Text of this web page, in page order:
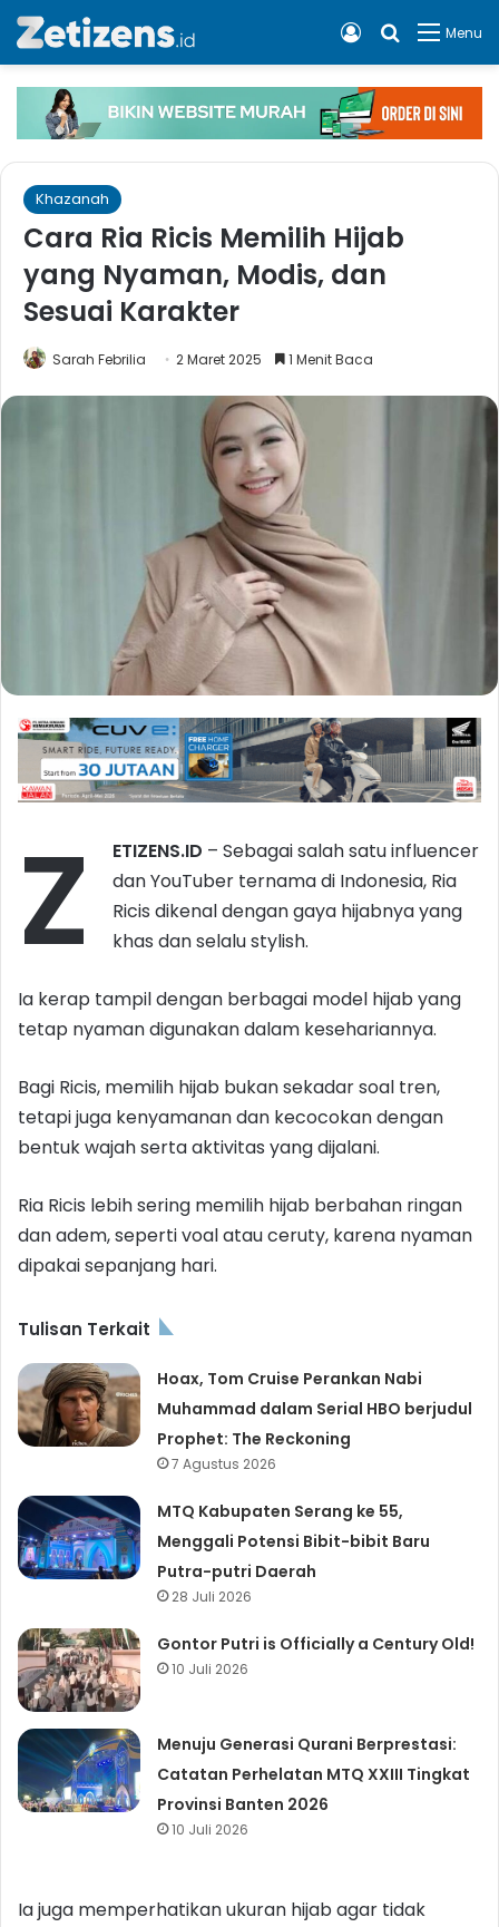
Menu
Cari apa,
Log In
Khazanah
Cara Ria Ricis Memilih Hijab
yang Nyaman, Modis, dan
Sesuai Karakter
Sarah Febrilia 2 Maret 2025 1 Menit Baca
Z ETIZENS.ID – Sebagai salah satu influencer
dan YouTuber ternama di Indonesia, Ria
Ricis dikenal dengan gaya hijabnya yang
khas dan selalu stylish.
Ia kerap tampil dengan berbagai model hijab yang
tetap nyaman digunakan dalam kesehariannya.
Bagi Ricis, memilih hijab bukan sekadar soal tren,
tetapi juga kenyamanan dan kecocokan dengan
bentuk wajah serta aktivitas yang dijalani.
Ria Ricis lebih sering memilih hijab berbahan ringan
dan adem, seperti voal atau ceruty, karena nyaman
dipakai sepanjang hari.
Tulisan Terkait
Hoax, Tom Cruise Perankan Nabi
Muhammad dalam Serial HBO berjudul
Prophet: The Reckoning
7 Agustus 2026
MTQ Kabupaten Serang ke 55,
Menggali Potensi Bibit-bibit Baru
Putra-putri Daerah
28 Juli 2026
Gontor Putri is Officially a Century Old!
10 Juli 2026
Menuju Generasi Qurani Berprestasi:
Catatan Perhelatan MTQ XXIII Tingkat
Provinsi Banten 2026
10 Juli 2026
Ia juga memperhatikan ukuran hijab agar tidak